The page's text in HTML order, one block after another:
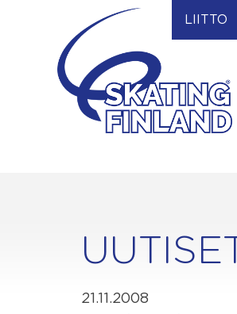
LIITTO
UUTISET
21.11.2008